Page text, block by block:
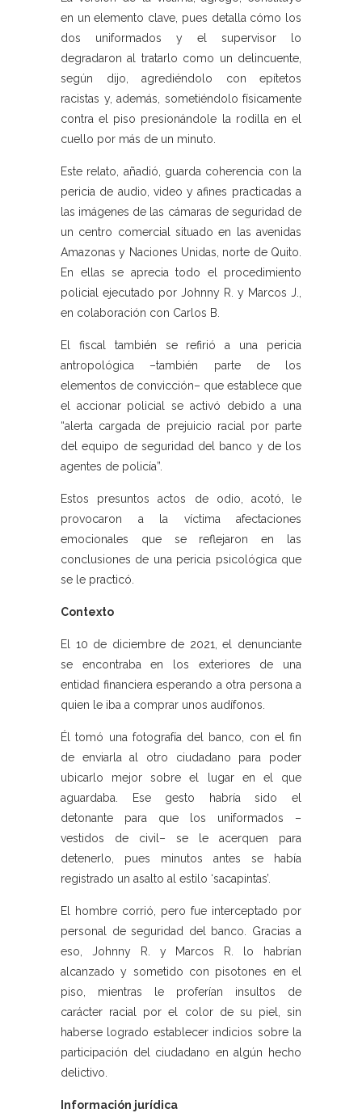
en un elemento clave, pues detalla cómo los
dos uniformados y el supervisor lo
degradaron al tratarlo como un delincuente,
según dijo, agrediéndolo con epítetos
racistas y, además, sometiéndolo físicamente
contra el piso presionándole la rodilla en el
cuello por más de un minuto.
Este relato, añadió, guarda coherencia con la
pericia de audio, video y afines practicadas a
las imágenes de las cámaras de seguridad de
un centro comercial situado en las avenidas
Amazonas y Naciones Unidas, norte de Quito.
En ellas se aprecia todo el procedimiento
policial ejecutado por Johnny R. y Marcos J.,
en colaboración con Carlos B.
El fiscal también se refirió a una pericia
antropológica –también parte de los
elementos de convicción– que establece que
el accionar policial se activó debido a una
“alerta cargada de prejuicio racial por parte
del equipo de seguridad del banco y de los
agentes de policía”.
Estos presuntos actos de odio, acotó, le
provocaron a la víctima afectaciones
emocionales que se reflejaron en las
conclusiones de una pericia psicológica que
se le practicó.
Contexto
El 10 de diciembre de 2021, el denunciante
se encontraba en los exteriores de una
entidad financiera esperando a otra persona a
quien le iba a comprar unos audífonos.
Él tomó una fotografía del banco, con el fin
de enviarla al otro ciudadano para poder
ubicarlo mejor sobre el lugar en el que
aguardaba. Ese gesto habría sido el
detonante para que los uniformados –
vestidos de civil– se le acerquen para
detenerlo, pues minutos antes se había
registrado un asalto al estilo ‘sacapintas’.
El hombre corrió, pero fue interceptado por
personal de seguridad del banco. Gracias a
eso, Johnny R. y Marcos R. lo habrían
alcanzado y sometido con pisotones en el
piso, mientras le proferían insultos de
carácter racial por el color de su piel, sin
haberse logrado establecer indicios sobre la
participación del ciudadano en algún hecho
delictivo.
Información jurídica